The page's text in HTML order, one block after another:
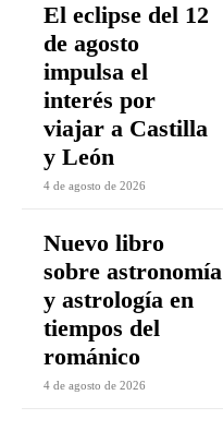
El eclipse del 12
de agosto
impulsa el
interés por
viajar a Castilla
y León
4 de agosto de 2026
Nuevo libro
sobre astronomía
y astrología en
tiempos del
románico
4 de agosto de 2026